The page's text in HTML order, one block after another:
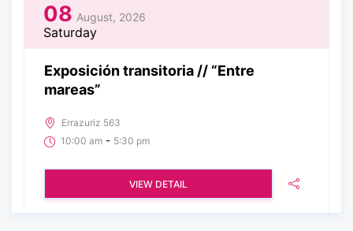
08 August, 2026
Saturday
Exposición transitoria // “Entre
mareas”
Errazuriz 563
10:00 am - 5:30 pm
VIEW DETAIL